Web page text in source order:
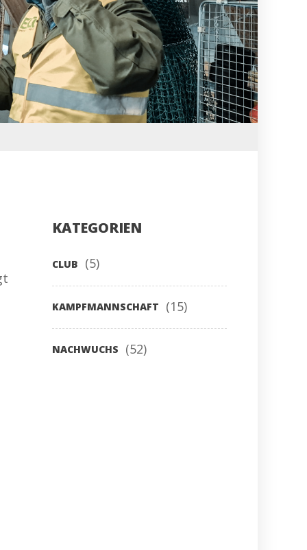
KATEGORIEN
CLUB (5)
KAMPFMANNSCHAFT (15)
NACHWUCHS (52)